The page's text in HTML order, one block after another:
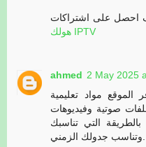
هولك IPTV
ahmed 2 May 2025
الموقع مواد تعليمية
صوتية وفيديوهات
بالطريقة التي تناسبك